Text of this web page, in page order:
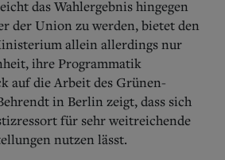
das Wahlergebnis hingegen
der Union zu werden, bietet den
allein allerdings nur
ihre Programmatik
auf die Arbeit des Grünen-
in Berlin zeigt, dass sich
für sehr weitreichende
nutzen lässt.